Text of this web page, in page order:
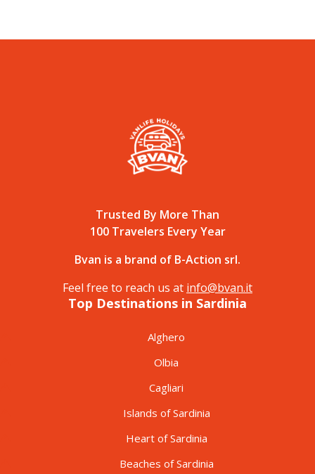
Trusted By More Than
100 Travelers Every Year
Bvan is a brand of B-Action srl.
Feel free to reach us at info@bvan.it
Top Destinations in Sardinia
Alghero
Olbia
Cagliari
Islands of Sardinia
Heart of Sardinia
Beaches of Sardinia